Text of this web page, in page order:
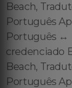
Beach,
Português
Português ↔️
credenciado
Beach,
Português